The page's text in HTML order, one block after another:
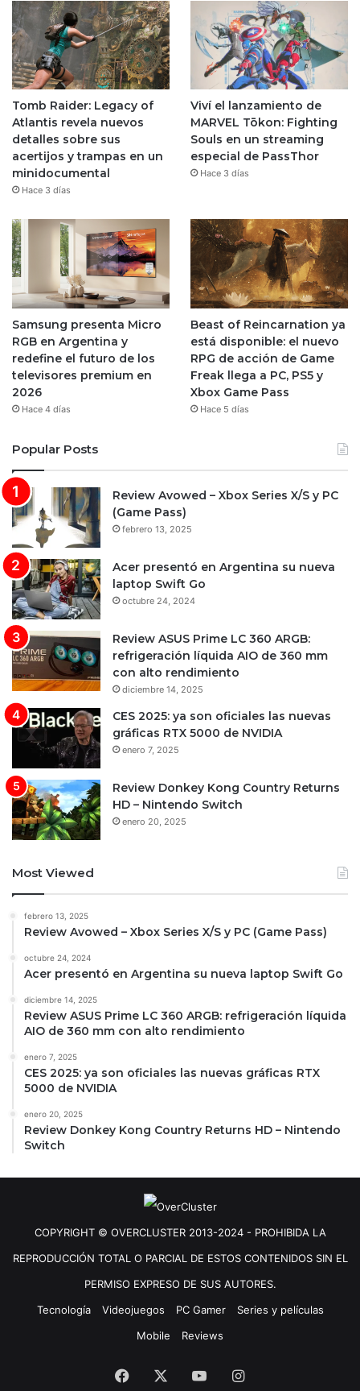
Tomb Raider: Legacy of
Atlantis revela nuevos
detalles sobre sus
acertijos y trampas en un
minidocumental
Hace 3 días
Viví el lanzamiento de
MARVEL Tōkon: Fighting
Souls en un streaming
especial de PassThor
Hace 3 días
Samsung presenta Micro
RGB en Argentina y
redefine el futuro de los
televisores premium en
2026
Hace 4 días
Beast of Reincarnation ya
está disponible: el nuevo
RPG de acción de Game
Freak llega a PC, PS5 y
Xbox Game Pass
Hace 5 días
Popular Posts
Review Avowed – Xbox Series X/S y PC
(Game Pass)
febrero 13, 2025
Acer presentó en Argentina su nueva
laptop Swift Go
octubre 24, 2024
Review ASUS Prime LC 360 ARGB:
refrigeración líquida AIO de 360 mm
con alto rendimiento
diciembre 14, 2025
CES 2025: ya son oficiales las nuevas
gráficas RTX 5000 de NVIDIA
enero 7, 2025
Review Donkey Kong Country Returns
HD – Nintendo Switch
enero 20, 2025
Most Viewed
febrero 13, 2025
Review Avowed – Xbox Series X/S y PC (Game Pass)
octubre 24, 2024
Acer presentó en Argentina su nueva laptop Swift Go
diciembre 14, 2025
Review ASUS Prime LC 360 ARGB: refrigeración líquida
AIO de 360 mm con alto rendimiento
enero 7, 2025
CES 2025: ya son oficiales las nuevas gráficas RTX
5000 de NVIDIA
enero 20, 2025
Review Donkey Kong Country Returns HD – Nintendo
Switch
COPYRIGHT © OVERCLUSTER 2013-2024 - PROHIBIDA LA
REPRODUCCIÓN TOTAL O PARCIAL DE ESTOS CONTENIDOS SIN EL
PERMISO EXPRESO DE SUS AUTORES.
Tecnología
Videojuegos PC Gamer
Series y películas
Mobile
Reviews
Facebook YouTubeInstagram